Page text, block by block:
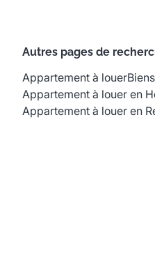
Autres pages de
Appartement à louer
Appartement à louer en
Appartement à louer en